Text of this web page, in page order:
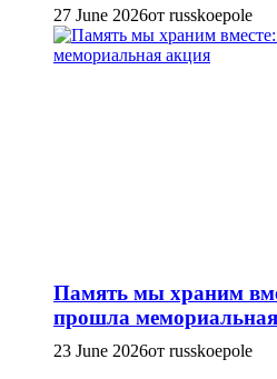
27 June 2026от russkoepole
Память мы храним
прошла
23 June 2026от russkoepole